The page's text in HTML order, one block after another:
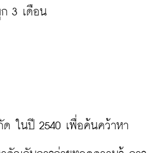
ก 3 เดือน
ในปี 2540 เพื่อค้นคว้าหา